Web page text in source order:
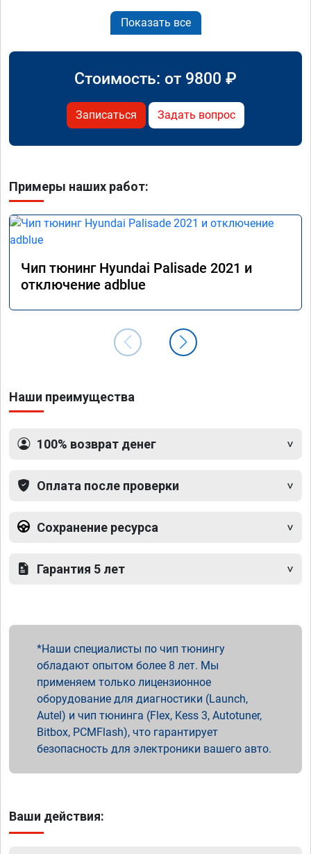
Показать все
Стоимость: от 9800 ₽
Записаться Задать вопрос
Примеры наших работ:
Чип тюнинг Hyundai Palisade 2021 и
отключение adblue
Наши преимущества
100% возврат денег
Оплата после проверки
Сохранение ресурса
Гарантия 5 лет
Наши специалисты по чип тюнингу
обладают опытом более 8 лет. Мы
применяем только лицензионное
оборудование для диагностики (Launch,
Autel) и чип тюнинга (Flex, Kess 3, Autotuner,
Bitbox, PCMFlash), что гарантирует
безопасность для электроники вашего авто.
Ваши действия: